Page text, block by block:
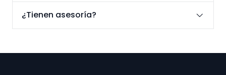
¿Tienen asesoría?